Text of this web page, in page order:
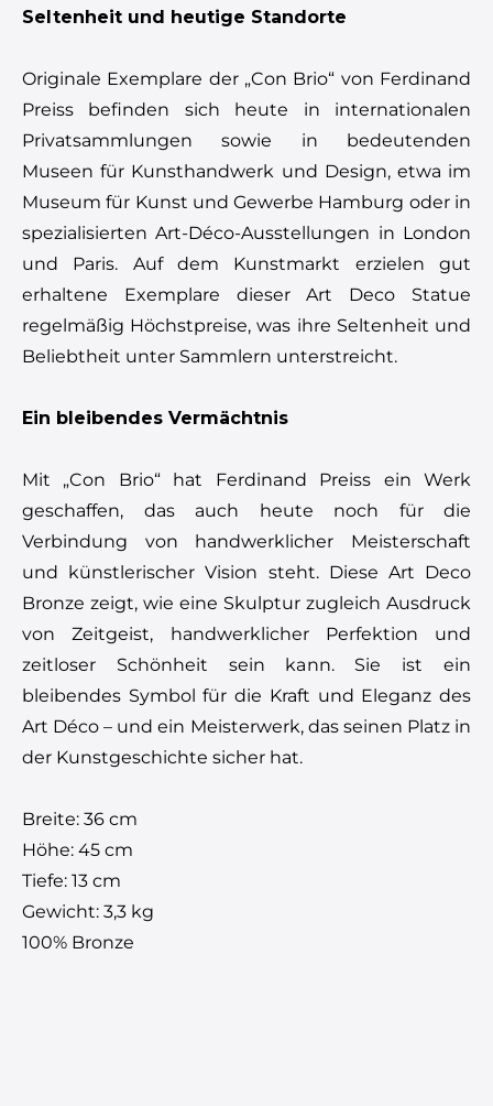
Seltenheit und heutige Standorte
Originale Exemplare der „Con Brio“ von Ferdinand
Preiss befinden sich heute in internationalen
Privatsammlungen sowie in bedeutenden
Museen für Kunsthandwerk und Design, etwa im
Museum für Kunst und Gewerbe Hamburg oder in
spezialisierten Art-Déco-Ausstellungen in London
und Paris. Auf dem Kunstmarkt erzielen gut
erhaltene Exemplare dieser Art Deco Statue
regelmäßig Höchstpreise, was ihre Seltenheit und
Beliebtheit unter Sammlern unterstreicht.
Ein bleibendes Vermächtnis
Mit „Con Brio“ hat Ferdinand Preiss ein Werk
geschaffen, das auch heute noch für die
Verbindung von handwerklicher Meisterschaft
und künstlerischer Vision steht. Diese Art Deco
Bronze zeigt, wie eine Skulptur zugleich Ausdruck
von Zeitgeist, handwerklicher Perfektion und
zeitloser Schönheit sein kann. Sie ist ein
bleibendes Symbol für die Kraft und Eleganz des
Art Déco – und ein Meisterwerk, das seinen Platz in
der Kunstgeschichte sicher hat.
Breite: 36 cm
Höhe: 45 cm
Tiefe: 13 cm
Gewicht: 3,3 kg
100% Bronze